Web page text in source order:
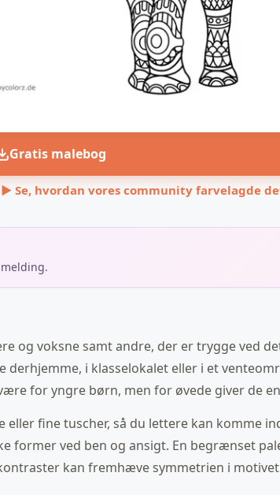
Gratis malebog
▶ Se, hvordan vores community farvelagde
og voksne samt andre, der er trygge ved
i klasselokalet eller i et
for yngre børn, men for øvede giver de
eller fine tuscher, så du lettere kan komme
former ved ben og ansigt. En begrænset
kan fremhæve symmetrien i